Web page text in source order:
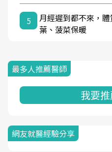
5
月經遲到都不來，
葉、菠菜保暖
最多人推薦醫師
我要
網友就醫經驗分享